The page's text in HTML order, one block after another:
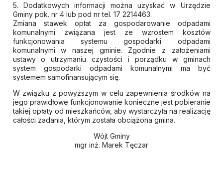
5. Dodatkowych informacji można uzyskać w Urzędzie
Gminy pok. nr 4 lub pod nr tel. 17 2214463.
Zmiana stawek opłat za gospodarowanie odpadami
komunalnymi związana jest ze wzrostem kosztów
funkcjonowania systemu gospodarki odpadami
komunalnymi w naszej gminie. Zgodnie z założeniami
ustawy o utrzymaniu czystości i porządku w gminach
system gospodarki odpadami komunalnymi ma być
systemem samofinansującym się.
W związku z powyższym w celu zapewnienia środków na
jego prawidłowe funkcjonowanie konieczne jest pobieranie
takiej opłaty od mieszkańców, aby wystarczyła na realizację
całości zadania, którym została obciążona gmina.
Wójt Gminy
mgr inż. Marek Tęczar